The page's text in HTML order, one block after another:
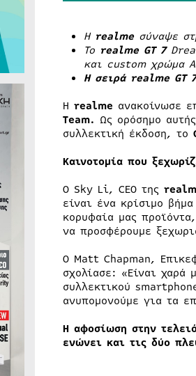
Η realmeσύναψε
Το realme GT 7
και custom χρώμα
Η σειρά realme GT
Η realme ανακοίνωσε
Team. Ως ορόσημο
συλλεκτική έκδοση, το
Καινοτομία που
Ο Sky Li, CEO της
είναι ένα κρίσιμο
κορυφαία μας
να προσφέρουμε
Ο Matt Chapman,
σχολίασε: «Είναι χαρά
συλλεκτικού
ανυπομονούμε για τα
Η αφοσίωση στην
ενώνει και τις δύο